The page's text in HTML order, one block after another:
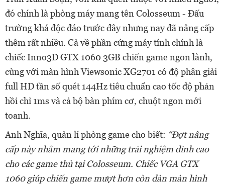
đó chính là phòng máy mang tên Colosseum - Đấu
trường khá độc đáo trước đây nhưng nay đã nâng cấp
thêm rất nhiều. Cả về phần cứng máy tính chính là
chiếc Inno3D GTX 1060 3GB chiến game ngon lành,
cùng với màn hình Viewsonic XG2701 có độ phân giải
full HD tần số quét 144Hz tiêu chuẩn cao tốc độ phản
hồi chỉ 1ms và cả bộ bàn phím cơ, chuột ngon mới
toanh.
Anh Nghĩa, quản lí phòng game cho biết: “Đợt nâng
cấp này nhằm mang tới những trải nghiệm đỉnh cao
cho các game thủ tại Colosseum. Chiếc VGA GTX
1060 giúp chiến game mượt hơn còn dàn màn hình